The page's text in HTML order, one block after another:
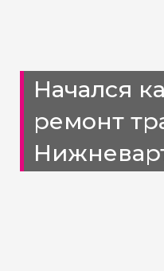
Начался
ремонт